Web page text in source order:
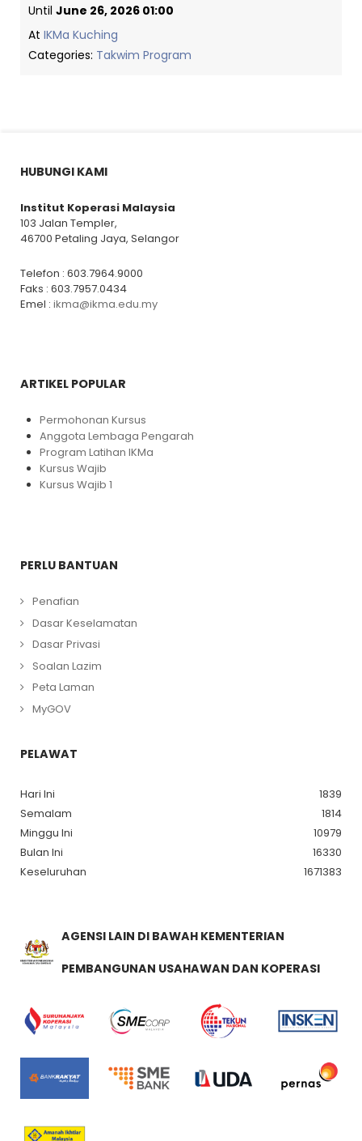
Until June 26, 2026 01:00
At IKMa Kuching
Categories: Takwim Program
HUBUNGI KAMI
Institut Koperasi Malaysia
103 Jalan Templer,
46700 Petaling Jaya, Selangor
Telefon : 603.7964.9000
Faks : 603.7957.0434
Emel : ikma@ikma.edu.my
ARTIKEL POPULAR
Permohonan Kursus
Anggota Lembaga Pengarah
Program Latihan IKMa
Kursus Wajib
Kursus Wajib 1
PERLU BANTUAN
Penafian
Dasar Keselamatan
Dasar Privasi
Soalan Lazim
Peta Laman
MyGOV
PELAWAT
Hari Ini
1839
Semalam
1814
Minggu Ini
10979
Bulan Ini
16330
Keseluruhan
1671383
AGENSI LAIN DI BAWAH KEMENTERIAN
PEMBANGUNAN USAHAWAN DAN KOPERASI